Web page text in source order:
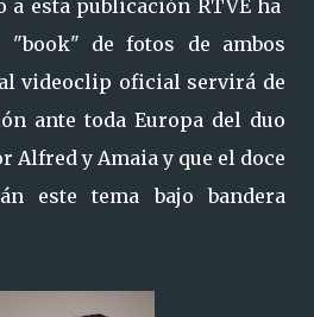
a esta publicación RTVE ha
"book" de fotos de ambos
videoclip oficial servirá de
ante toda Europa del duo
Alfred y Amaia y que el doce
este tema bajo bandera